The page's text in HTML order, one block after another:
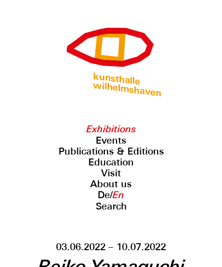
kunsthalle
wilhelmshaven
Exhibitions
Events
Publications & Editions
Education
Visit
About us
De/En
Search
03.06.2022 – 10.07.2022